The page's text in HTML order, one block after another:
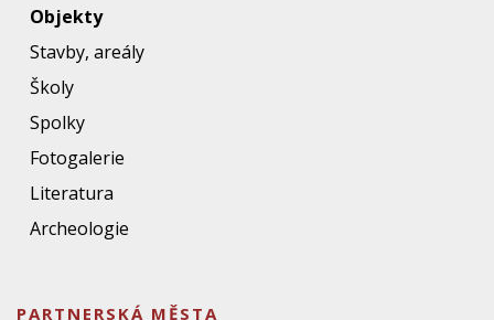
Objekty
Stavby, areály
Školy
Spolky
Fotogalerie
Literatura
Archeologie
PARTNERSKÁ MĚSTA